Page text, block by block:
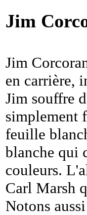
Jim
Jim
en carrière,
Jim souffre
simplement
feuille
blanche qui
couleurs.
Carl Marsh
Notons